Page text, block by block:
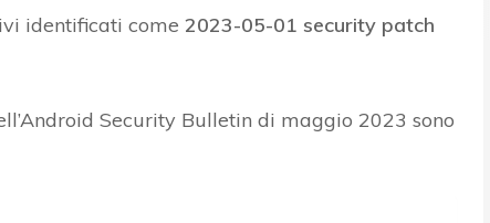
identificati come 2023-05-01 security patch
Security Bulletin di maggio 2023 sono
e Malware: le ultime news in tempo reale e gli approfondimenti